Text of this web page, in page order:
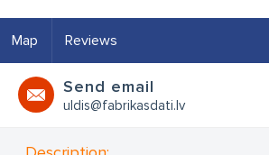
Map Reviews
Send email
uldis@fabrikasdati.lv